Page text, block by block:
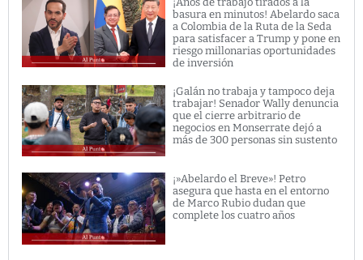
basura en minutos! Abelardo saca
a Colombia de la Ruta de la Seda
para satisfacer a Trump y pone en
riesgo millonarias oportunidades
de inversión
¡Galán no trabaja y tampoco deja
trabajar! Senador Wally denuncia
que el cierre arbitrario de
negocios en Monserrate dejó a
más de 300 personas sin sustento
¡»Abelardo el Breve»! Petro
asegura que hasta en el entorno
de Marco Rubio dudan que
complete los cuatro años